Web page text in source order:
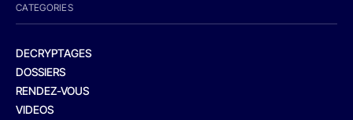
CATEGORIES
DECRYPTAGES
DOSSIERS
RENDEZ-VOUS
VIDEOS